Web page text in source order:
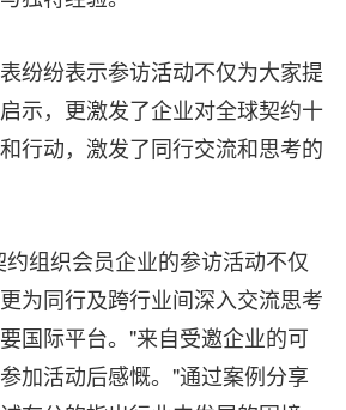
纷纷表示参访活动不仅为大家提
示，更激发了企业对全球契约十
行动，激发了同行交流和思考的
组织会员企业的参访活动不仅
为同行及跨行业间深入交流思考
国际平台。"来自受邀企业的可
加活动后感慨。"通过案例分享